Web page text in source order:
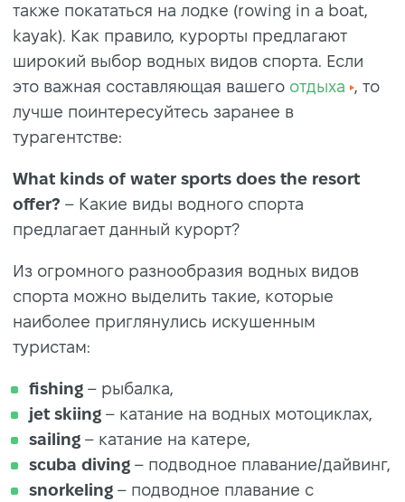
также покататься на лодке (rowing in a boat,
kayak). Как правило, курорты предлагают
широкий выбор водных видов спорта. Если
это важная составляющая вашего отдыха
, то
лучше поинтересуйтесь заранее в
турагентстве:
What kinds of water sports does the resort
offer? – Какие виды водного спорта
предлагает данный курорт?
Из огромного разнообразия водных видов
спорта можно выделить такие, которые
наиболее приглянулись искушенным
туристам:
fishing – рыбалка,
jet skiing – катание на водных мотоциклах,
sailing – катание на катере,
scuba diving – подводное плавание/дайвинг,
snorkeling – подводное плавание с